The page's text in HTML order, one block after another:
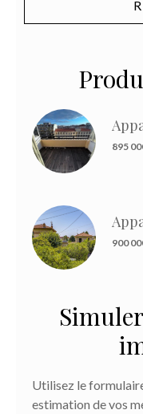
895
900
Utilisez le
estimation de vos